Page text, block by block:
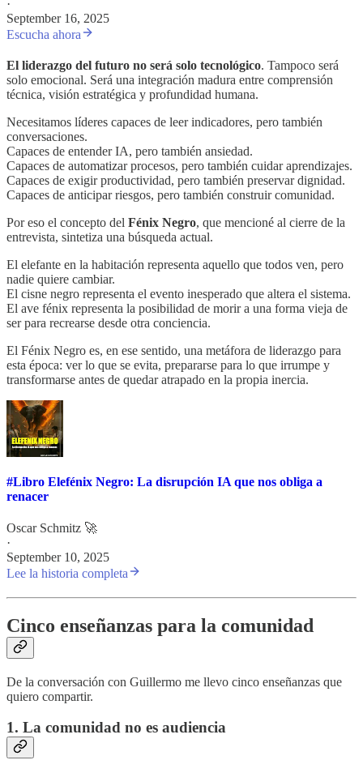
·
September 16, 2025
Escucha ahora
El liderazgo del futuro no será solo tecnológico. Tampoco será
solo emocional. Será una integración madura entre comprensión
técnica, visión estratégica y profundidad humana.
Necesitamos líderes capaces de leer indicadores, pero también
conversaciones.
Capaces de entender IA, pero también ansiedad.
Capaces de automatizar procesos, pero también cuidar aprendizajes.
Capaces de exigir productividad, pero también preservar dignidad.
Capaces de anticipar riesgos, pero también construir comunidad.
Por eso el concepto del Fénix Negro, que mencioné al cierre de la
entrevista, sintetiza una búsqueda actual.
El elefante en la habitación representa aquello que todos ven, pero
nadie quiere cambiar.
El cisne negro representa el evento inesperado que altera el sistema.
El ave fénix representa la posibilidad de morir a una forma vieja de
ser para recrearse desde otra conciencia.
El Fénix Negro es, en ese sentido, una metáfora de liderazgo para
esta época: ver lo que se evita, prepararse para lo que irrumpe y
transformarse antes de quedar atrapado en la propia inercia.
#Libro Elefénix Negro: La disrupción IA que nos obliga a
renacer
Oscar Schmitz 🚀
·
September 10, 2025
Lee la historia completa
Cinco enseñanzas para la comunidad
De la conversación con Guillermo me llevo cinco enseñanzas que
quiero compartir.
1. La comunidad no es audiencia